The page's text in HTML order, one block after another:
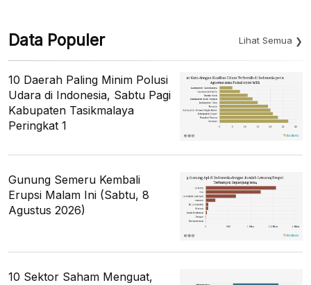
Data Populer Lihat Semua
10 Daerah Paling Minim Polusi
Udara di Indonesia, Sabtu Pagi
Kabupaten Tasikmalaya
Peringkat 1
Gunung Semeru Kembali
Erupsi Malam Ini (Sabtu, 8
Agustus 2026)
10 Sektor Saham Menguat,